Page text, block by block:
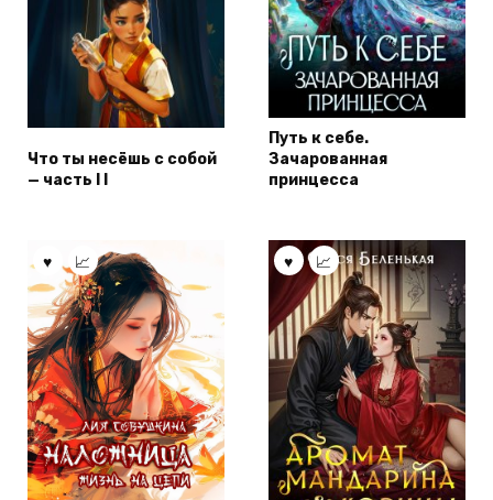
Что ты несёшь с собой
— часть I I
Путь к себе.
Зачарованная
принцесса